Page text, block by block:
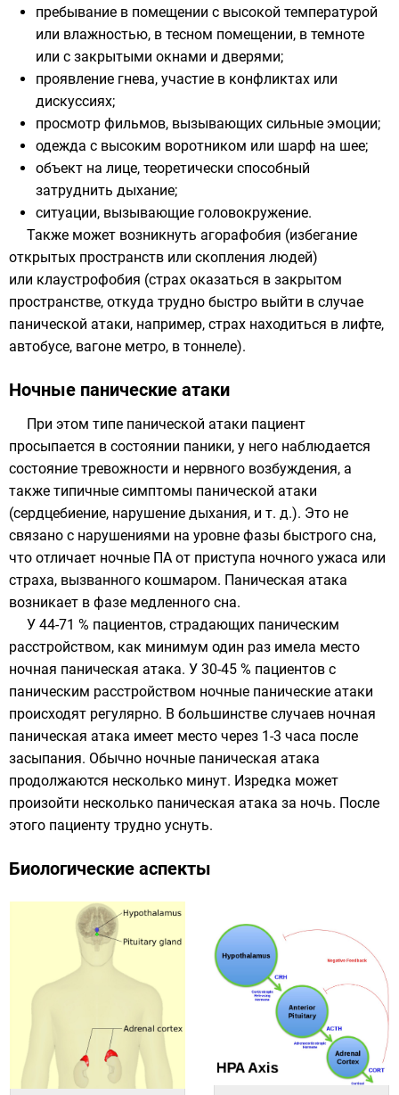
пребывание в помещении с высокой температурой
или влажностью, в тесном помещении, в темноте
или с закрытыми окнами и дверями;
проявление гнева, участие в конфликтах или
дискуссиях;
просмотр фильмов, вызывающих сильные эмоции;
одежда с высоким воротником или шарф на шее;
объект на лице, теоретически способный
затруднить дыхание;
ситуации, вызывающие головокружение.
Также может возникнуть агорафобия (избегание
открытых пространств или скопления людей)
или клаустрофобия (страх оказаться в закрытом
пространстве, откуда трудно быстро выйти в случае
панической атаки, например, страх находиться в лифте,
автобусе, вагоне метро, в тоннеле).
Ночные панические атаки
При этом типе панической атаки пациент
просыпается в состоянии паники, у него наблюдается
состояние тревожности и нервного возбуждения, а
также типичные симптомы панической атаки
(сердцебиение, нарушение дыхания, и т. д.). Это не
связано с нарушениями на уровне фазы быстрого сна,
что отличает ночные ПА от приступа ночного ужаса или
страха, вызванного кошмаром. Паническая атака
возникает в фазе медленного сна.
У 44-71 % пациентов, страдающих паническим
расстройством, как минимум один раз имела место
ночная паническая атака. У 30-45 % пациентов с
паническим расстройством ночные панические атаки
происходят регулярно. В большинстве случаев ночная
паническая атака имеет место через 1-3 часа после
засыпания. Обычно ночные паническая атака
продолжаются несколько минут. Изредка может
произойти несколько паническая атака за ночь. После
этого пациенту трудно уснуть.
Биологические аспекты